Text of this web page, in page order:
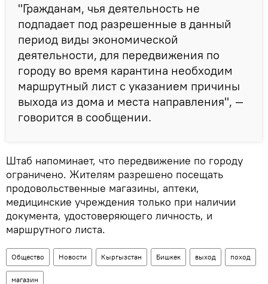
"Гражданам, чья деятельность не
подпадает под разрешенные в данный
период виды экономической
деятельности, для передвижения по
городу во время карантина необходим
маршрутный лист с указанием причины
выхода из дома и места направления", —
говорится в сообщении.
Штаб напоминает, что передвижение по городу
ограничено. Жителям разрешено посещать
продовольственные магазины, аптеки,
медицинские учреждения только при наличии
документа, удостоверяющего личность, и
маршрутного листа.
Общество Новости Кыргызстан Бишкек выход поход
магазин